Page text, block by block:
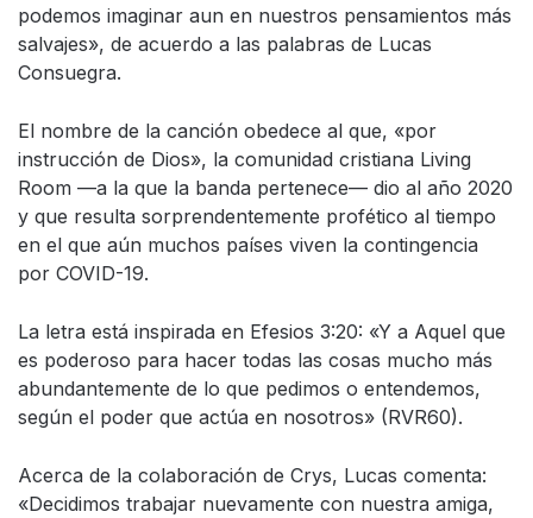
podemos imaginar aun en nuestros pensamientos más
salvajes», de acuerdo a las palabras de Lucas
Consuegra.
El nombre de la canción obedece al que, «por
instrucción de Dios», la comunidad cristiana Living
Room —a la que la banda pertenece— dio al año 2020
y que resulta sorprendentemente profético al tiempo
en el que aún muchos países viven la contingencia
por COVID-19.
La letra está inspirada en Efesios 3:20: «Y a Aquel que
es poderoso para hacer todas las cosas mucho más
abundantemente de lo que pedimos o entendemos,
según el poder que actúa en nosotros» (RVR60).
Acerca de la colaboración de Crys, Lucas comenta:
«Decidimos trabajar nuevamente con nuestra amiga,